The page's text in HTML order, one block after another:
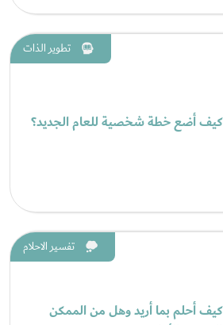
تطوير الذات
كيف أضع خطة شخصية للعام الجديد؟
تفسير الاحلام
كيف أحلم بما أريد وهل من الممكن